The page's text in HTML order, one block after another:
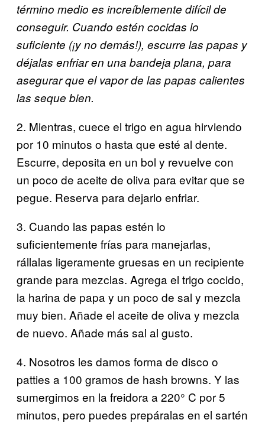
término medio es increíblemente difícil de
conseguir. Cuando estén cocidas lo
suficiente (¡y no demás!), escurre las papas y
déjalas enfriar en una bandeja plana, para
asegurar que el vapor de las papas calientes
las seque bien.
2. Mientras, cuece el trigo en agua hirviendo
por 10 minutos o hasta que esté al dente.
Escurre, deposita en un bol y revuelve con
un poco de aceite de oliva para evitar que se
pegue. Reserva para dejarlo enfriar.
3. Cuando las papas estén lo
suficientemente frías para manejarlas,
rállalas ligeramente gruesas en un recipiente
grande para mezclas. Agrega el trigo cocido,
la harina de papa y un poco de sal y mezcla
muy bien. Añade el aceite de oliva y mezcla
de nuevo. Añade más sal al gusto.
4. Nosotros les damos forma de disco o
patties a 100 gramos de hash browns. Y las
sumergimos en la freidora a 220° C por 5
minutos, pero puedes prepáralas en el sartén